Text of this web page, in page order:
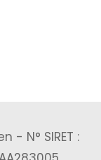
- N° SIRET :